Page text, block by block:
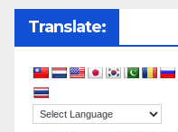
Translate: